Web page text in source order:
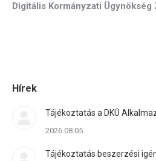
Digitális Kormányzati Ügynökség
Hírek
Tájékoztatás a DKÜ
2026.08.05.
Tájékoztatás beszerzési